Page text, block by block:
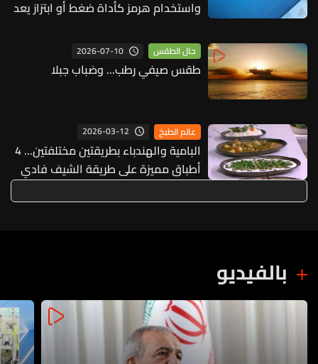
واستخدام هرمز كأداة ضغط أو ابتزاز يعد
حال الطقس 2026-07-10
طقس صيفي رطب... وضباب جبلا
عالم الطبخ 2026-03-12
البامية والهندباء بطريقتين مختلفتين... 4
أطباق مميزة على طريقة الشيف فادي
زغيب (فيديو)
بالفيديو